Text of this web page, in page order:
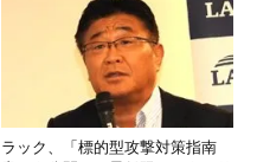
ラック、「標的型攻撃対策指南